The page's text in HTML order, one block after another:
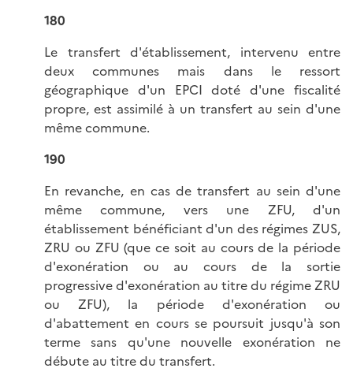
180
Le transfert d'établissement, intervenu entre
deux communes mais dans le ressort
géographique d'un EPCI doté d'une fiscalité
propre, est assimilé à un transfert au sein d'une
même commune.
190
En revanche, en cas de transfert au sein d'une
même commune, vers une ZFU, d'un
établissement bénéficiant d'un des régimes ZUS,
ZRU ou ZFU (que ce soit au cours de la période
d'exonération ou au cours de la sortie
progressive d'exonération au titre du régime ZRU
ou ZFU), la période d'exonération ou
d'abattement en cours se poursuit jusqu'à son
terme sans qu'une nouvelle exonération ne
débute au titre du transfert.